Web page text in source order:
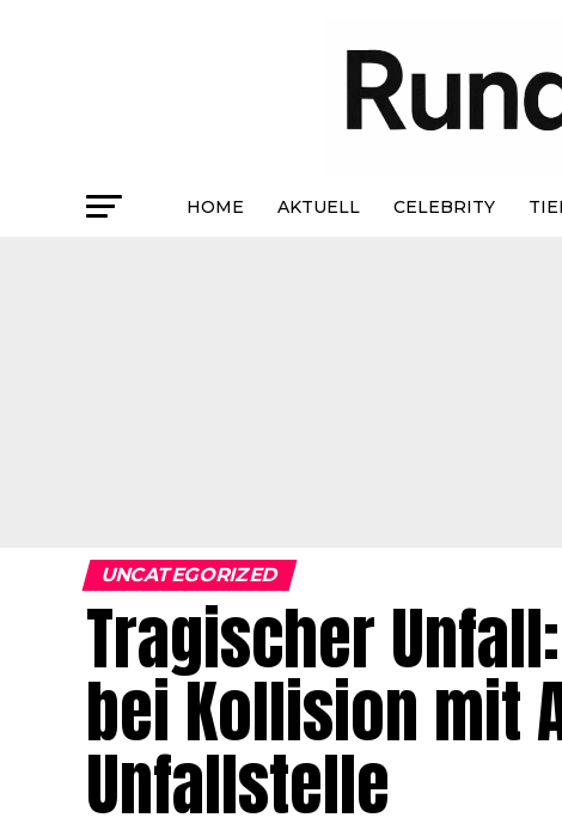
HOME AKTUELL CELEBRITY
UNCATEGORIZED
Tragischer
bei Kollision mit
Unfallstelle